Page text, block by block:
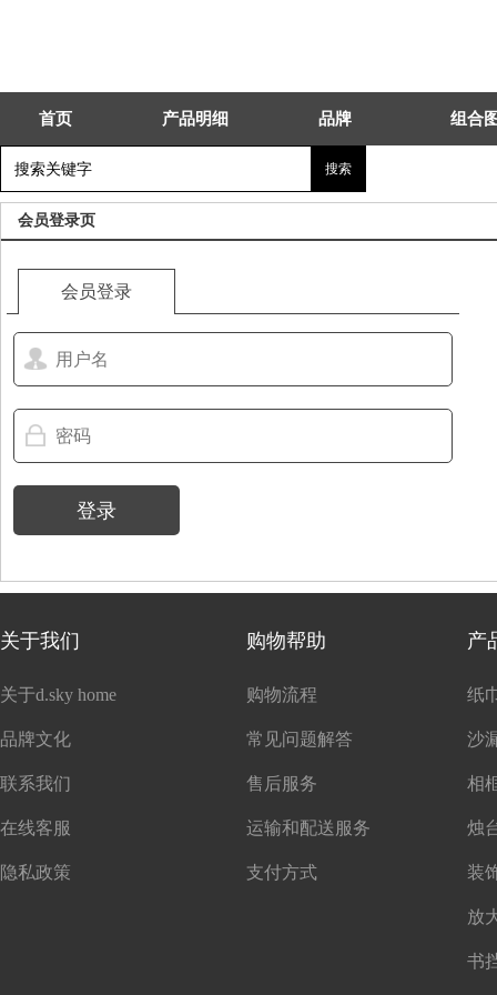
首页 产品明细 品牌 组合
会员登录页
会员登录
登录
关于我们
关于d.sky home
品牌文化
联系我们
在线客服
隐私政策
购物帮助
购物流程
常见问题解答
售后服务
运输和配送服务
支付方式
产
纸
沙
书